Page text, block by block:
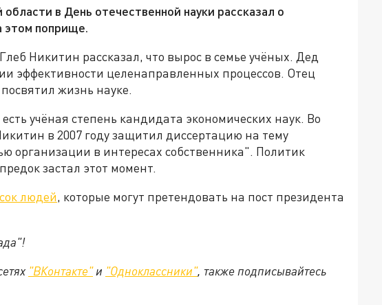
в День отечественной науки рассказал о
этом поприще.
Никитин рассказал, что вырос в семье учёных. Дед
эффективности целенаправленных процессов. Отец
жизнь науке.
учёная степень кандидата экономических наук. Во
в 2007 году защитил диссертацию на тему
организации в интересах собственника". Политик
застал этот момент.
людей, которые могут претендовать на пост президента
"ВКонтакте"и "Одноклассники", также подписывайтесь